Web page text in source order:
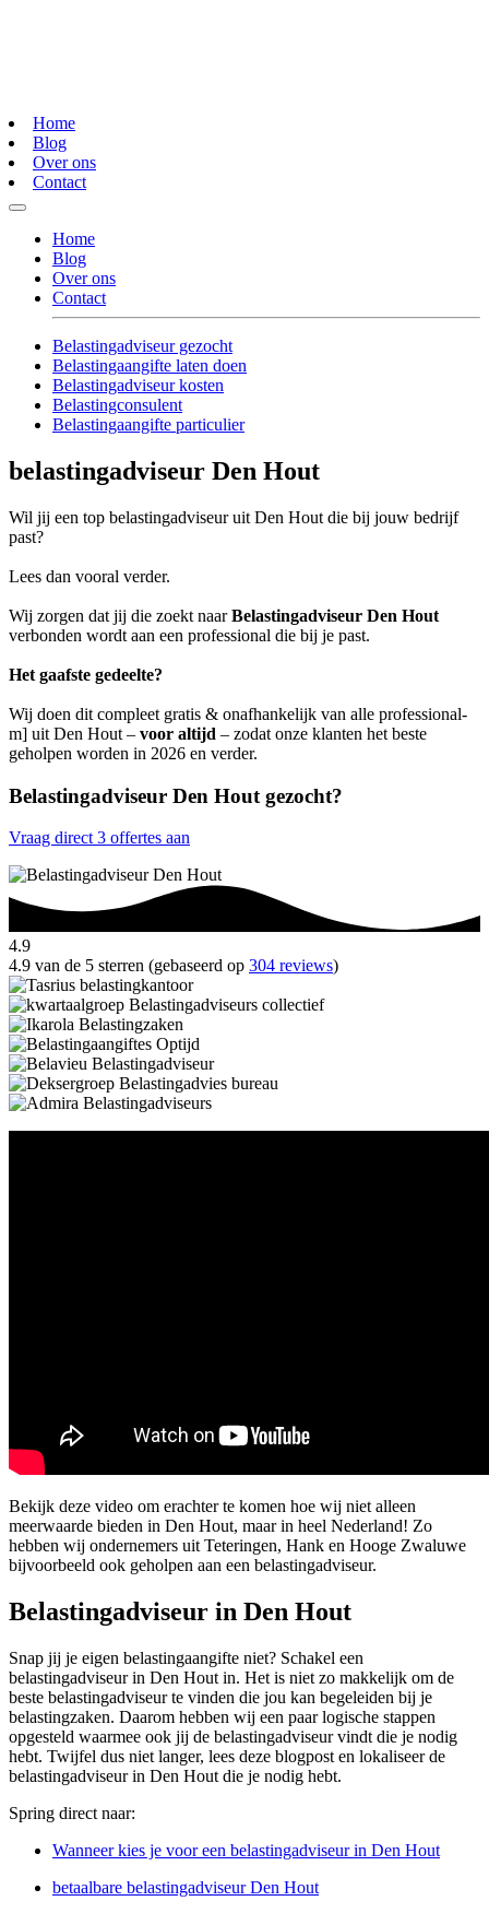
Home
Blog
Over ons
Contact
Home
Blog
Over ons
Contact
Belastingadviseur gezocht
Belastingaangifte laten doen
Belastingadviseur kosten
Belastingconsulent
Belastingaangifte particulier
belastingadviseur Den Hout
Wil jij een top belastingadviseur uit Den Hout die bij jouw bedrijf
past?
Lees dan vooral verder.
Wij zorgen dat jij die zoekt naarBelastingadviseur Den Hout
verbonden wordt aan een professional die bij je past.
Het gaafste gedeelte?
Wij doen dit compleet gratis & onafhankelijk van alle professional-
m] uit Den Hout – voor altijd – zodat onze klanten het beste
geholpen worden in 2026 en verder.
Belastingadviseur Den Hout gezocht?
Vraag direct 3 offertes aan
4.9
4.9 van de 5 sterren (gebaseerd op 304 reviews)
Bekijk deze video om erachter te komen hoe wij niet alleen
meerwaarde bieden in Den Hout, maar in heel Nederland! Zo
hebben wij ondernemers uit Teteringen, Hank en Hooge Zwaluwe
bijvoorbeeld ook geholpen aan een belastingadviseur.
Belastingadviseur in Den Hout
Snap jij je eigen belastingaangifte niet? Schakel een
belastingadviseur in Den Hout in. Het is niet zo makkelijk om de
beste belastingadviseur te vinden die jou kan begeleiden bij je
belastingzaken. Daarom hebben wij een paar logische stappen
opgesteld waarmee ook jij de belastingadviseur vindt die je nodig
hebt. Twijfel dus niet langer, lees deze blogpost en lokaliseer de
belastingadviseur in Den Hout die je nodig hebt.
Spring direct naar:
Wanneer kies je voor een belastingadviseur in Den Hout
betaalbare belastingadviseur Den Hout